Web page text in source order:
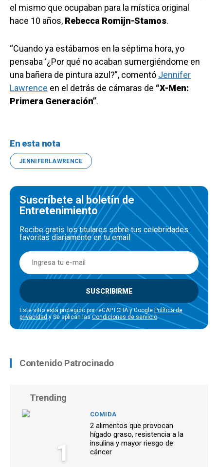
el mismo que ocupaban para la mística original
hace 10 años, Rebecca Romijn-Stamos.
“Cuando ya estábamos en la séptima hora, yo
pensaba ‘¿Por qué no acaban sumergiéndome en
una bañera de pintura azul?”, comentó Jennifer
Lawrence en el detrás de cámaras de “X-Men:
Primera Generación”.
En esta nota
JENNIFERLAWRENCE
Suscríbete al boletín de
Entretenimiento
Recibe gratis los titulares sobre tus celebridades
favoritas diariamente en tu email
SUSCRIBIRME
Este sitio está protegido por reCAPTCHA y Google Política de
privacidad y Se aplican lasCondiciones de servicio.
Contenido Patrocinado
Trending
1
COMIDA
2 alimentos que provocan
hígado graso, resistencia a la
insulina y mayor riesgo de
cáncer